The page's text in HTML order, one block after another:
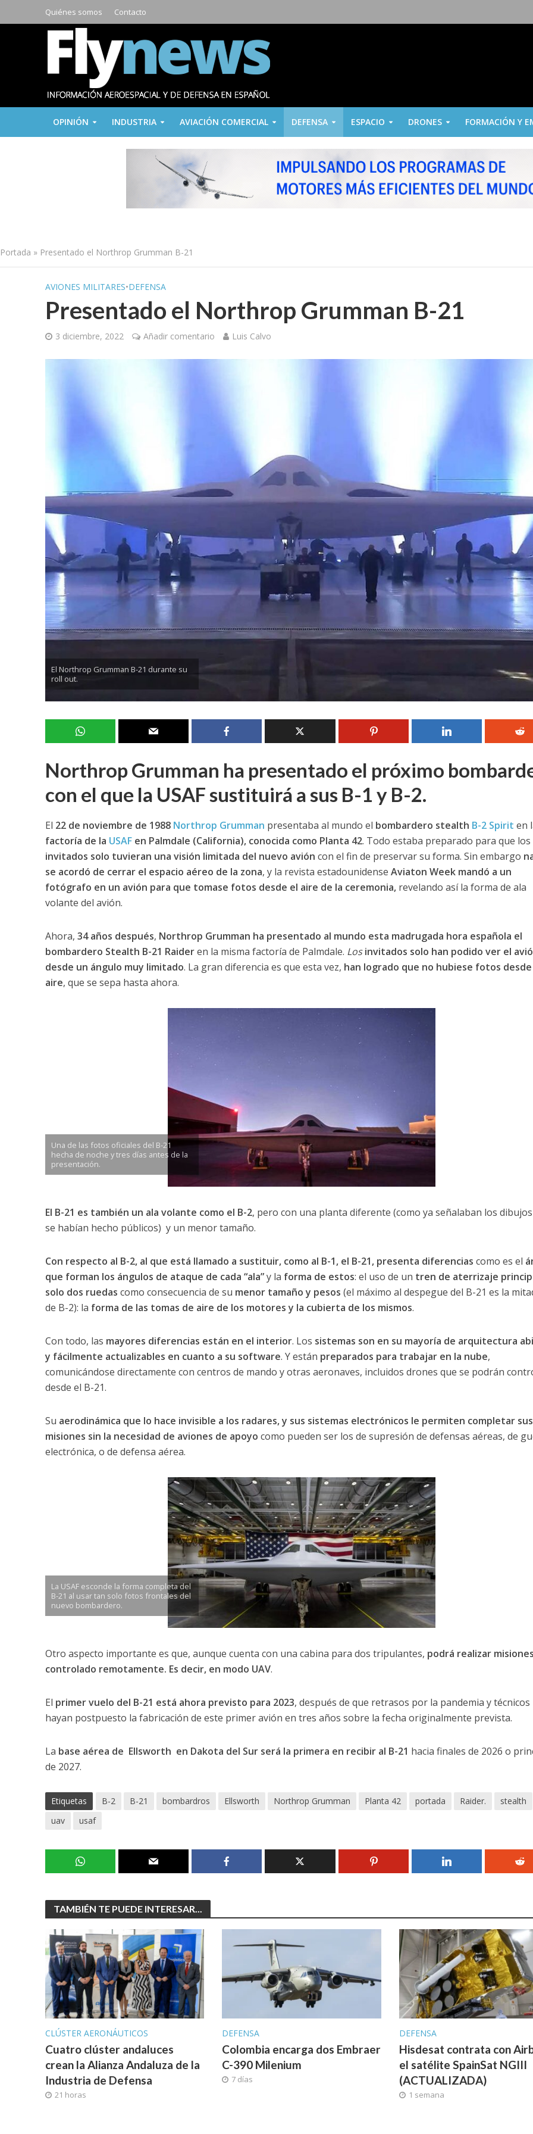
Quiénes somos Contacto
OPINIÓN INDUSTRIA AVIACIÓN COMERCIAL DEFENSA ESPACIO DRONES FORMACIÓN Y
Portada » Presentado el Northrop Grumman B-21
AVIONES MILITARES•DEFENSA
Presentado el Northrop Grumman B-21
3 diciembre, 2022 Añadir comentario Luis Calvo
El Northrop Grumman B-21 durante su
roll out.
Northrop Grumman ha presentado el próximo
con el que la USAF sustituirá a sus B-1 y B-2.
El 22 de noviembre de 1988 Northrop Grumman presentaba al mundo el bombardero stealth B-2 Spirit en
factoría de la USAFen Palmdale (California), conocida como Planta 42. Todo estaba preparado para que los
invitados solo tuvieran una visión limitada del nuevo avión con el fin de preservar su forma. Sin embargo
se acordó de cerrar el espacio aéreo de la zona, y la revista estadounidense Aviaton Week mandó a un
fotógrafo en un avión para que tomase fotos desde el aire de la ceremonia,revelando así la forma de ala
volante del avión.
Ahora, 34 años después, Northrop Grumman ha presentado al mundo esta madrugada hora española el
bombardero Stealth B-21 Raideren la misma factoría de Palmdale. Losinvitados solo han podido ver el
desde un ángulo muy limitado. La gran diferencia es que esta vez, han logrado que no hubiese fotos
aire, que se sepa hasta ahora.
Una de las fotos oficiales del B-21
hecha de noche y tres días antes de la
presentación.
El B-21 es también un ala volante como el B-2, pero con una planta diferente (como ya señalaban los
se habían hecho públicos) y un menor tamaño.
Con respecto al B-2, al que está llamado a sustituir, como al B-1, el B-21, presenta diferencias como es el
que forman los ángulos de ataque de cada “ala”y la forma de estos: el uso de un tren de aterrizaje
solo dos ruedas como consecuencia de su menor tamaño y pesos (el máximo al despegue del B-21 es la
de B-2): la forma de las tomas de aire de los motores y la cubierta de los mismos.
Con todo, las mayores diferencias están en el interior. Los sistemas son en su mayoría de arquitectura
y fácilmente actualizables en cuanto a su software. Y están preparados para trabajar en la nube,
comunicándose directamente con centros de mando y otras aeronaves, incluidos drones que se podrán
desde el B-21.
Su aerodinámica que lo hace invisible a los radares, y sus sistemas electrónicos le permiten completar sus
misiones sin la necesidad de aviones de apoyo como pueden ser los de supresión de defensas aéreas, de
electrónica, o de defensa aérea.
La USAF esconde la forma completa del
B-21 al usar tan solo fotos frontales del
nuevo bombardero.
Otro aspecto importante es que, aunque cuenta con una cabina para dos tripulantes, podrá realizar
controlado remotamente. Es decir, en modo UAV.
El primer vuelo del B-21 está ahora previsto para 2023, después de que retrasos por la pandemia y técnicos
hayan postpuesto la fabricación de este primer avión en tres años sobre la fecha originalmente prevista.
La base aérea de Ellsworth en Dakota del Sur será la primera en recibir al B-21 hacia finales de 2026 o
de 2027.
Etiquetas B-2 B-21 bombardros Ellsworth Northrop Grumman Planta 42 portada Raider.
stealth
uav
usaf
TAMBIÉN TE PUEDE INTERESAR...
CLÚSTER AERONÁUTICOS
Cuatro clúster andaluces
crean la Alianza Andaluza de la
Industria de Defensa
21 horas
DEFENSA
Colombia encarga dos Embraer
C-390 Milenium
7 días
DEFENSA
Hisdesat contrata con
el satélite SpainSat NGIII
(ACTUALIZADA)
1 semana